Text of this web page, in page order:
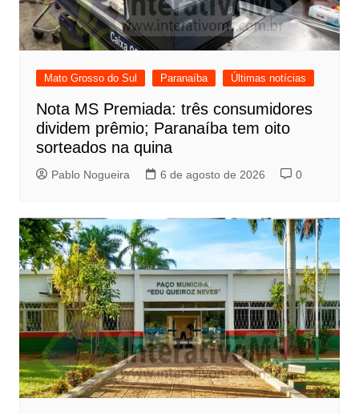
Mato Grosso do Sul Paranaíba Últimas notícias
Nota MS Premiada: três consumidores
dividem prêmio; Paranaíba tem oito
sorteados na quina
Pablo Nogueira 6 de agosto de 2026 0